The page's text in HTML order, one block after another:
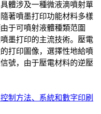
體涉及一種微液滴噴射單
著噴墨打印功能材料多樣
于可噴射液體種類范圍
墨打印的主流技術。壓電
打印圖像，選擇性地給噴
號，由于壓電材料的逆壓
制方法、系統和數字印刷